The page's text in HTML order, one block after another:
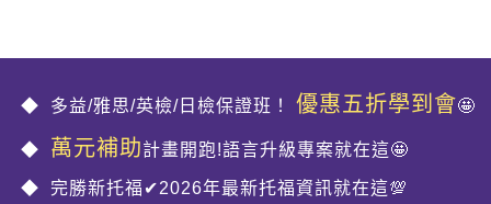
多益/雅思/英檢/日檢保證班！ 優惠五折學到會🤩
萬元補助計畫開跑!語言升級專案就在這🤩
完勝新托福✔2026年最新托福資訊就在這💯